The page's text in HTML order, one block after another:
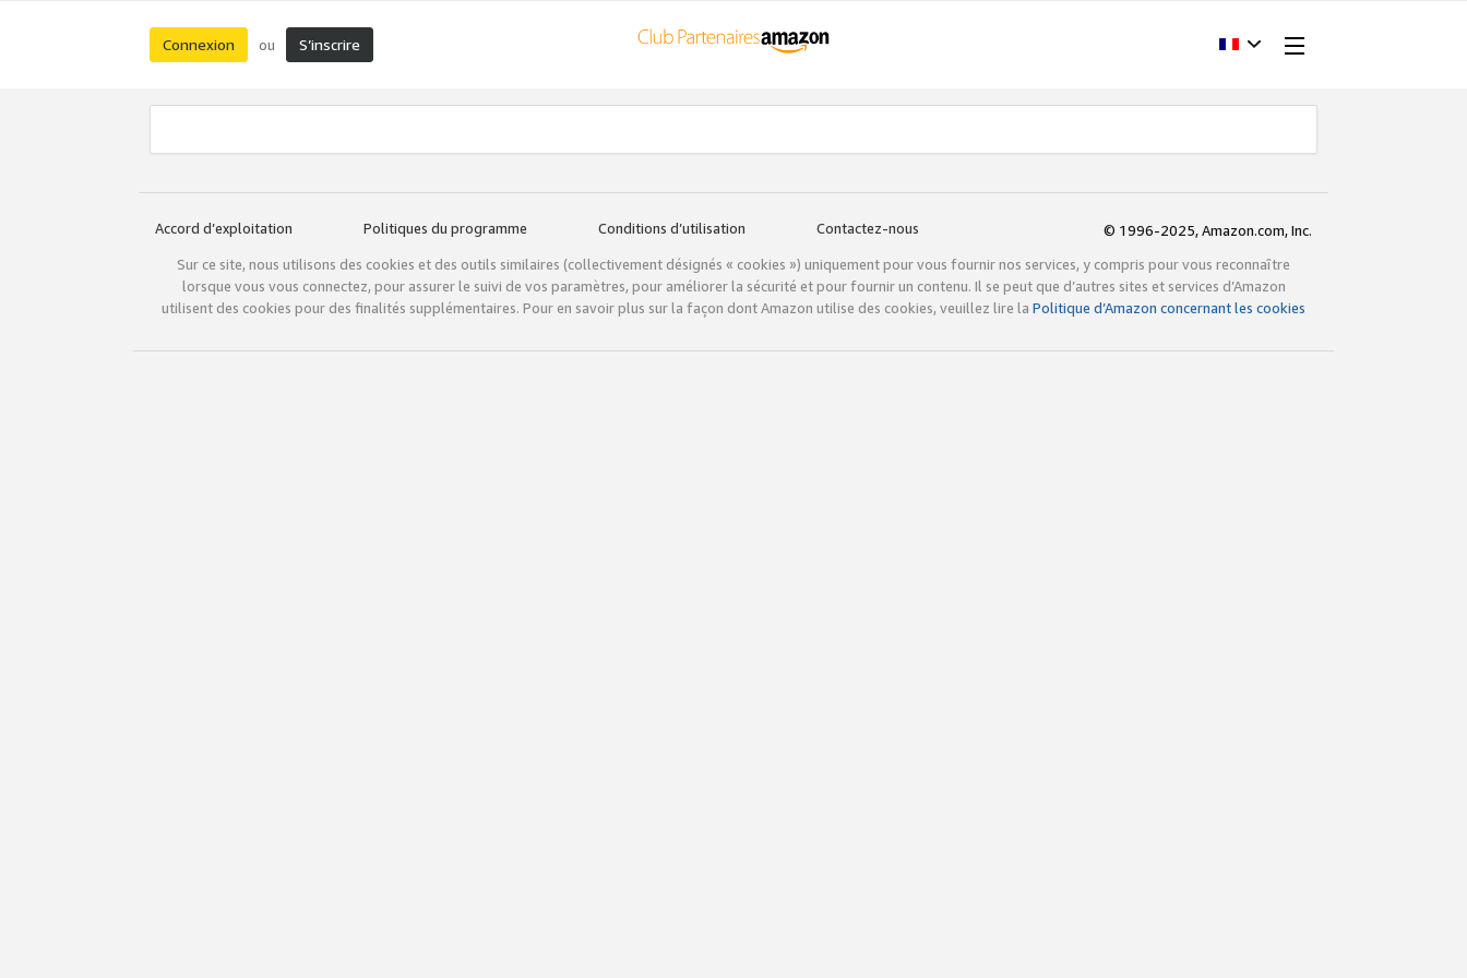
Connexion ou S’inscrire
Accord d’exploitation Politiques du programme Conditions d’utilisation Contactez-nous
© 1996-2025, Amazon.com, Inc.
Sur ce site, nous utilisons des cookies et des outils similaires (collectivement désignés « cookies ») uniquement pour vous fournir nos services, y compris pour vous reconnaître
lorsque vous vous connectez, pour assurer le suivi de vos paramètres, pour améliorer la sécurité et pour fournir un contenu. Il se peut que d’autres sites et services d’Amazon
utilisent des cookies pour des finalités supplémentaires. Pour en savoir plus sur la façon dont Amazon utilise des cookies, veuillez lire la Politique d’Amazon concernant les cookies